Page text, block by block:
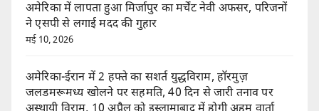
अमेरिका में लापता हुआ मिर्जापुर का मर्चेंट नेवी अफसर, परिजनों
ने एसपी से लगाई मदद की गुहार
मई 10, 2026
अमेरिका-ईरान में 2 हफ्ते का सशर्त युद्धविराम, हॉरमुज़
जलडमरूमध्य खोलने पर सहमति, 40 दिन से जारी तनाव पर